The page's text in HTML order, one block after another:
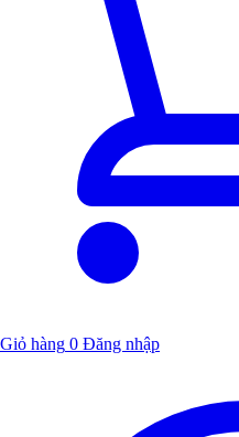
Giỏ hàng 0 Đăng nhập